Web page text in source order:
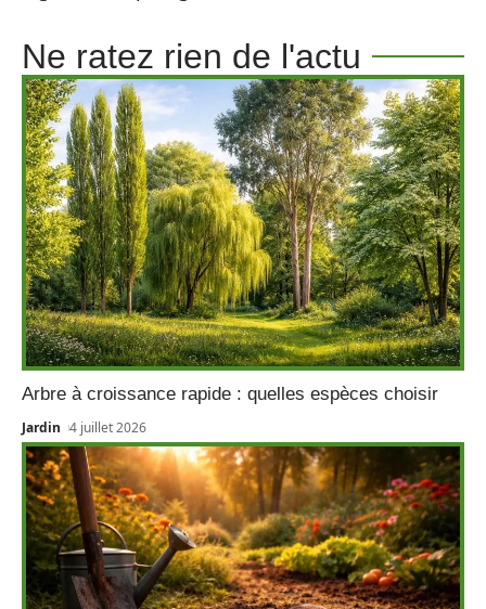
Ne ratez rien de l'actu
Arbre à croissance rapide : quelles espèces choisir
Jardin 4 juillet 2026